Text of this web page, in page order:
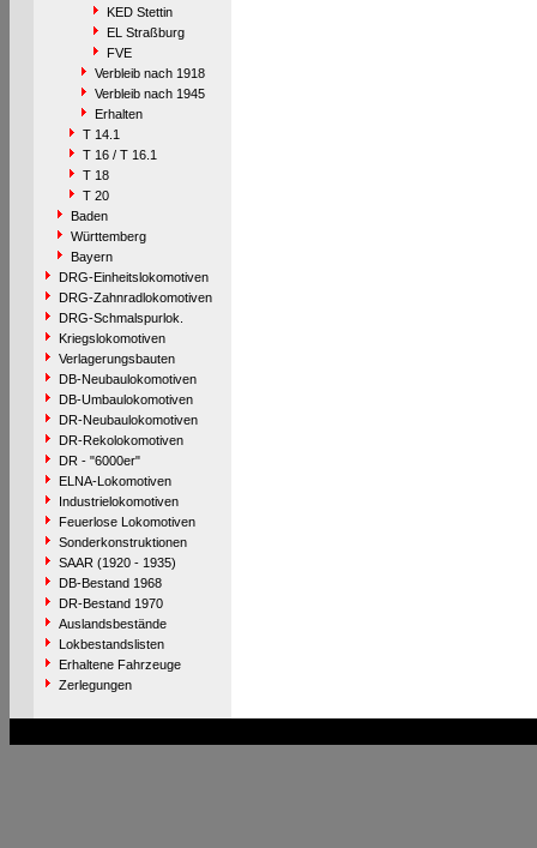
KED Stettin
EL Straßburg
FVE
Verbleib nach 1918
Verbleib nach 1945
Erhalten
T 14.1
T 16 / T 16.1
T 18
T 20
Baden
Württemberg
Bayern
DRG-Einheitslokomotiven
DRG-Zahnradlokomotiven
DRG-Schmalspurlok.
Kriegslokomotiven
Verlagerungsbauten
DB-Neubaulokomotiven
DB-Umbaulokomotiven
DR-Neubaulokomotiven
DR-Rekolokomotiven
DR - "6000er"
ELNA-Lokomotiven
Industrielokomotiven
Feuerlose Lokomotiven
Sonderkonstruktionen
SAAR (1920 - 1935)
DB-Bestand 1968
DR-Bestand 1970
Auslandsbestände
Lokbestandslisten
Erhaltene Fahrzeuge
Zerlegungen